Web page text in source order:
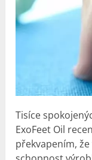
Tisíce
ExoFeet Oil
překvapením,